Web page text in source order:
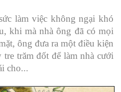
làm việc không ngại khó
khi mà nhà ông đã có mọi
ông đưa ra một điều kiện
trăm đốt để làm nhà cưới
cho...